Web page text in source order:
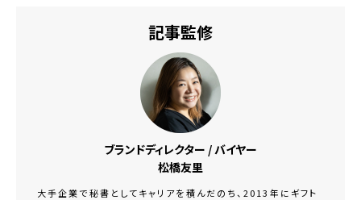
記事監修
ブランドディレクター / バイヤー
松橋友里
大手企業で秘書としてキャリアを積んだのち、2013年にギフト